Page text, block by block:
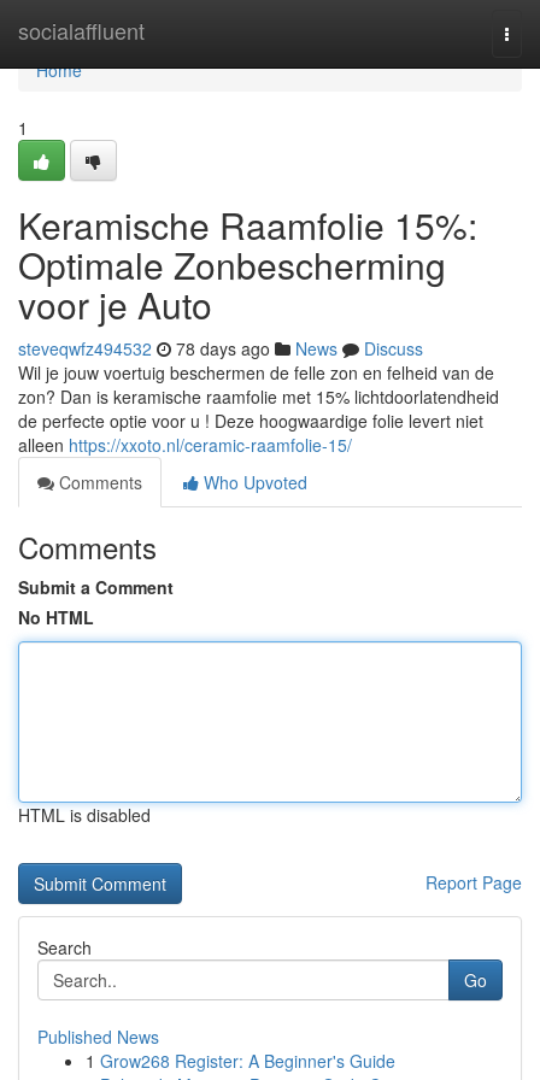
socialaffluent
Home
Home
1
Keramische Raamfolie 15%:
Optimale Zonbescherming
voor je Auto
steveqwfz494532 78 days ago News
Discuss
Wil je jouw voertuig beschermen de felle zon en felheid van de
zon? Dan is keramische raamfolie met 15% lichtdoorlatendheid
de perfecte optie voor u ! Deze hoogwaardige folie levert niet
alleen https://xxoto.nl/ceramic-raamfolie-15/
Comments
Who Upvoted
Comments
Submit a Comment
No HTML
HTML is disabled
Report Page
Search
Go
Published News
1 Grow268 Register: A Beginner's Guide